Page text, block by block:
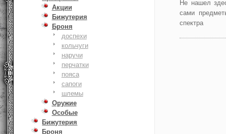
Акции
Бижутерия
Броня
доспехи
кольчуги
наручи
перчатки
пояса
сапоги
шлемы
Оружие
Особые
Бижутерия
Броня
Не нашел
сами
спектра